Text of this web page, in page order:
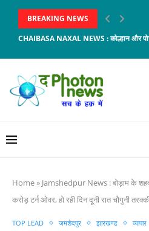
BREAKING NEWS
CHAIBASA NAXAL NEWS : कोल्हान और
Home» Jamshedpur News : बोड़ाम के
करोड़ टर्न ओवर, हो रही दिन दूनी रात चौगुनी
TOP LEAD जमशेदपुर झारखण्ड व्यापार